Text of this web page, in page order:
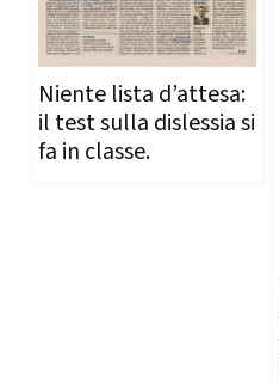
Niente lista d’attesa:
il test sulla dislessia si
fa in classe.